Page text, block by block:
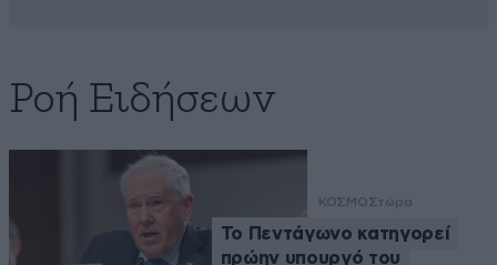
Ροή Ειδήσεων
ΚΟΣΜΟΣτώρα
Το Πεντάγωνο κατηγορεί
πρώην υπουργό του